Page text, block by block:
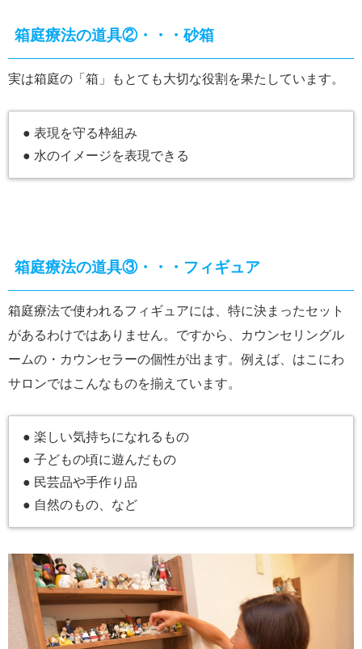
箱庭療法の道具②・・・砂箱
実は箱庭の「箱」もとても大切な役割を果たしています。
● 表現を守る枠組み
● 水のイメージを表現できる
箱庭療法の道具③・・・フィギュア
箱庭療法で使われるフィギュアには、特に決まったセット
があるわけではありません。ですから、カウンセリングル
ームの・カウンセラーの個性が出ます。例えば、はこにわ
サロンではこんなものを揃えています。
● 楽しい気持ちになれるもの
● 子どもの頃に遊んだもの
● 民芸品や手作り品
● 自然のもの、など